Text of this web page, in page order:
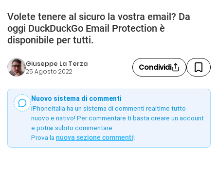
Volete tenere al sicuro la vostra email? Da
oggi DuckDuckGo Email Protection è
disponibile per tutti.
Giuseppe La Terza
25 Agosto 2022 Condividi
Nuovo sistema di commenti
iPhoneItalia ha un sistema di commenti realtime tutto
nuovo e nativo! Per commentare ti basta creare un account
e potrai subito commentare.
Prova la nuova sezione commenti!